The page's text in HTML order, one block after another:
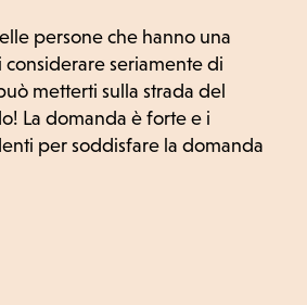
persone che hanno una
seriamente di
metterti sulla strada del
La domanda è forte e i
per soddisfare la domanda